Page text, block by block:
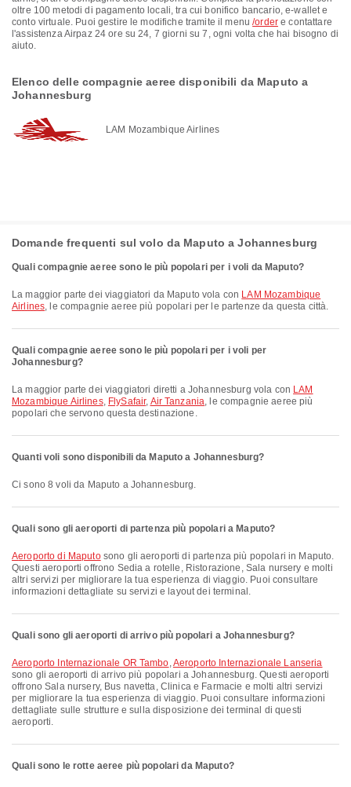
oltre 100 metodi di pagamento locali, tra cui bonifico bancario, e-wallet e
conto virtuale. Puoi gestire le modifiche tramite il menu/ordere contattare
l'assistenza Airpaz 24 ore su 24, 7 giorni su 7, ogni volta che hai bisogno di
aiuto.
Elenco delle compagnie aeree disponibili da Maputo a
Johannesburg
LAM Mozambique Airlines
Domande frequenti sul volo da Maputo a Johannesburg
Quali compagnie aeree sono le più popolari per i voli da Maputo?
La maggior parte dei viaggiatori da Maputo vola con LAM Mozambique
Airlines, le compagnie aeree più popolari per le partenze da questa città.
Quali compagnie aeree sono le più popolari per i voli per
Johannesburg?
La maggior parte dei viaggiatori diretti a Johannesburg vola con LAM
Mozambique Airlines, FlySafair, Air Tanzania, le compagnie aeree più
popolari che servono questa destinazione.
Quanti voli sono disponibili da Maputo a Johannesburg?
Ci sono 8 voli da Maputo a Johannesburg.
Quali sono gli aeroporti di partenza più popolari a Maputo?
Aeroporto di Maputosono gli aeroporti di partenza più popolari in Maputo.
Questi aeroporti offrono Sedia a rotelle, Ristorazione, Sala nursery e molti
altri servizi per migliorare la tua esperienza di viaggio. Puoi consultare
informazioni dettagliate su servizi e layout dei terminal.
Quali sono gli aeroporti di arrivo più popolari a Johannesburg?
Aeroporto Internazionale OR Tambo,Aeroporto Internazionale Lanseria
sono gli aeroporti di arrivo più popolari a Johannesburg. Questi aeroporti
offrono Sala nursery, Bus navetta, Clinica e Farmacie e molti altri servizi
per migliorare la tua esperienza di viaggio. Puoi consultare informazioni
dettagliate sulle strutture e sulla disposizione dei terminal di questi
aeroporti.
Quali sono le rotte aeree più popolari da Maputo?